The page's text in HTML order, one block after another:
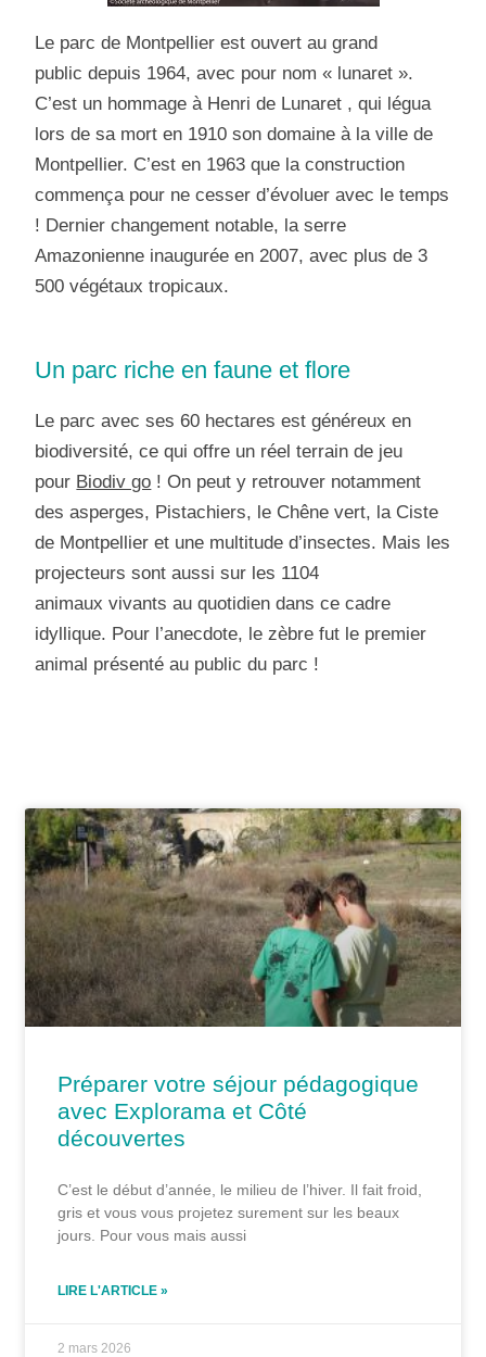
Le parc de Montpellier est ouvert au grand
public depuis 1964, avec pour nom « lunaret ».
C’est un hommage à Henri de Lunaret , qui légua
lors de sa mort en 1910 son domaine à la ville de
Montpellier. C’est en 1963 que la construction
commença pour ne cesser d’évoluer avec le temps
! Dernier changement notable, la serre
Amazonienne inaugurée en 2007, avec plus de 3
500 végétaux tropicaux.
Un parc riche en faune et flore
Le parc avec ses 60 hectares est généreux en
biodiversité, ce qui offre un réel terrain de jeu
pour Biodiv go ! On peut y retrouver notamment
des asperges, Pistachiers, le Chêne vert, la Ciste
de Montpellier et une multitude d’insectes. Mais les
projecteurs sont aussi sur les 1104
animaux vivants au quotidien dans ce cadre
idyllique. Pour l’anecdote, le zèbre fut le premier
animal présenté au public du parc !
Préparer votre séjour pédagogique
avec Explorama et Côté
découvertes
C’est le début d’année, le milieu de l’hiver. Il fait froid,
gris et vous vous projetez surement sur les beaux
jours. Pour vous mais aussi
LIRE L'ARTICLE »
2 mars 2026